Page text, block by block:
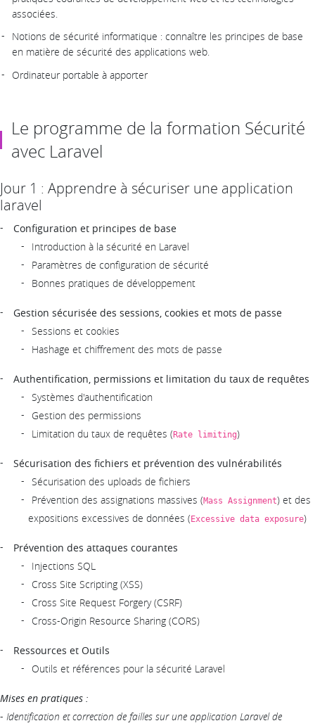
associées.
Notions de sécurité informatique : connaître les principes de base
en matière de sécurité des applications web.
Ordinateur portable à apporter
Le programme de la formation Sécurité
avec Laravel
Jour 1 : Apprendre à sécuriser une application
laravel
Configuration et principes de base
Introduction à la sécurité en Laravel
Paramètres de configuration de sécurité
Bonnes pratiques de développement
Gestion sécurisée des sessions, cookies et mots de passe
Sessions et cookies
Hashage et chiffrement des mots de passe
Authentification, permissions et limitation du taux de requêtes
Systèmes d'authentification
Gestion des permissions
Limitation du taux de requêtes (Rate limiting)
Sécurisation des fichiers et prévention des vulnérabilités
Sécurisation des uploads de fichiers
Prévention des assignations massives (Mass Assignment) et des
expositions excessives de données (Excessive data exposure)
Prévention des attaques courantes
Injections SQL
Cross Site Scripting (XSS)
Cross Site Request Forgery (CSRF)
Cross-Origin Resource Sharing (CORS)
Ressources et Outils
Outils et références pour la sécurité Laravel
Mises en pratiques :
- Identification et correction de failles sur une application Laravel de